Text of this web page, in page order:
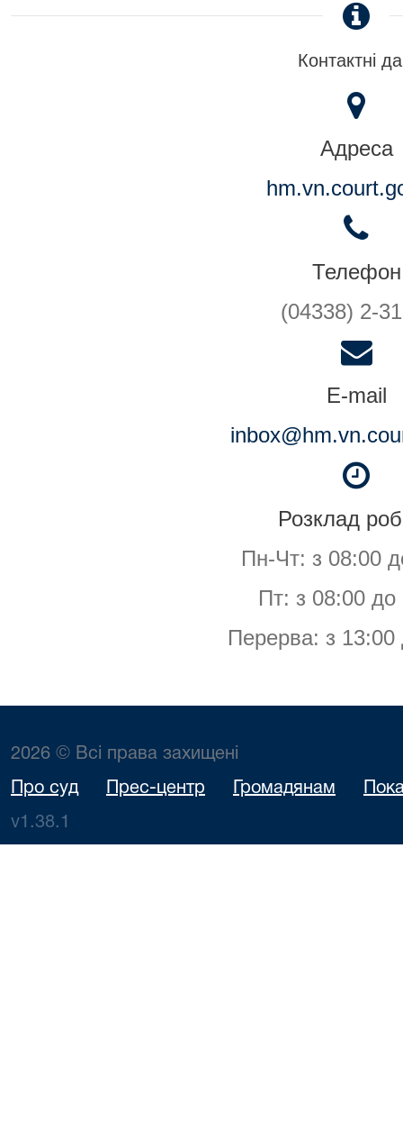
Контактні
Адреса
Телефон
(04338) 2-
E-mail
Розклад
Пн-Чт: з 08:00
Пт: з 08:00 до
Перерва: з 13:00
2026 © Всі права захищені
Про суд Прес-центр Громадянам
v1.38.1